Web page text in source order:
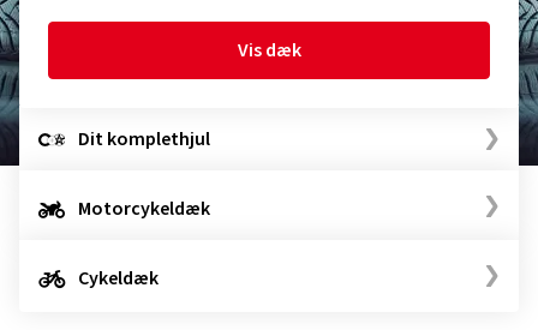
Vis dæk
Dit komplethjul
Motorcykeldæk
Cykeldæk